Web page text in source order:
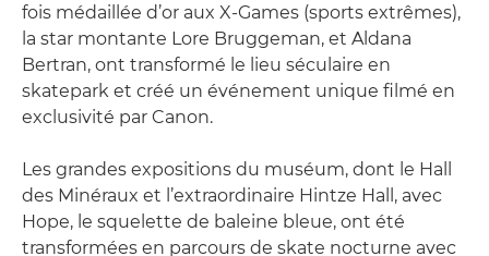
fois médaillée d’or aux X-Games (sports extrêmes),
la star montante Lore Bruggeman, et Aldana
Bertran, ont transformé le lieu séculaire en
skatepark et créé un événement unique filmé en
exclusivité par Canon.
Les grandes expositions du muséum, dont le Hall
des Minéraux et l’extraordinaire Hintze Hall, avec
Hope, le squelette de baleine bleue, ont été
transformées en parcours de skate nocturne avec